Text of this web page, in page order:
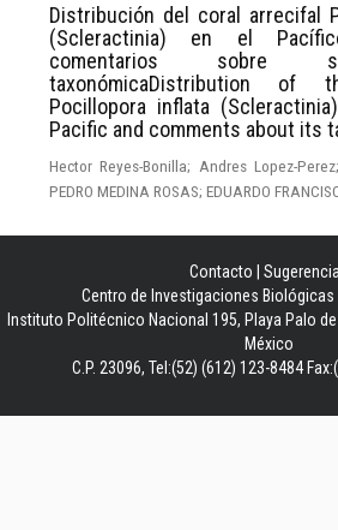
Distribución del coral arrecifal
(Scleractinia) en el
comentarios sobre
taxonómicaDistribution
Pocillopora inflata
Pacific and comments about its
Hector Reyes-Bonilla; Andres Lopez-
PEDRO MEDINA ROSAS; EDUARDO
Contacto
Centro de Investigaciones Biológicas
Instituto Politécnico Nacional 195, Playa Palo de
México
C.P. 23096, Tel:(52) (612) 123-8484